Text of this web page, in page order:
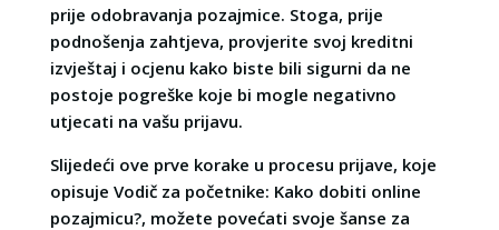
prije odobravanja pozajmice. Stoga, prije
podnošenja zahtjeva, provjerite svoj kreditni
izvještaj i ocjenu kako biste bili sigurni da ne
postoje pogreške koje bi mogle negativno
utjecati na vašu prijavu.
Slijedeći ove prve korake u procesu prijave, koje
opisuje Vodič za početnike: Kako dobiti online
pozajmicu?, možete povećati svoje šanse za